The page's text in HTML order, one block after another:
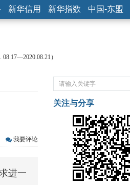
新华信用 新华指数 中国-东盟
）
下行
析
我要评论
进一
关注与分享